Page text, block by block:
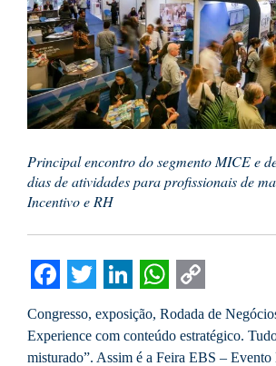
Principal encontro do segmento MICE e
dias de atividades para profissionais de
Incentivo e RH
Facebook
Twitter
LinkedIn
WhatsApp
Copy
Link
Congresso, exposição, Rodada de
Experience com conteúdo estratégico.
misturado”. Assim é a Feira EBS – Evento